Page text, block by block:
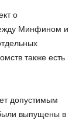
о
Минфином и
также есть
допустимым
выпущены в